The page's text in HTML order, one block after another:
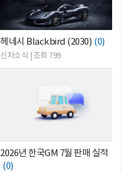
헤네시 Blackbird (2030) (0)
신차소식 | 조회 799
2026년 한국GM 7월 판매 실적
(0)